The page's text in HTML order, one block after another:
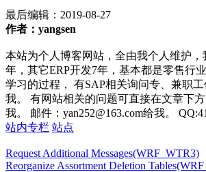
最后编辑： 2019-08-27
作者：yangsen
本站为个人博客网站，全由我个人维护，
年，其它ERP开发7年，基本都是零售行
学习的过程， 有SAP相关询问专、兼职
我。 有网站相关的问题可直接在文章下
我。 邮件：yan252@163.com给我。
站内专栏 站点
Request Additional Messages(WRF_WTR3)
Reorganize Assortment Deletion